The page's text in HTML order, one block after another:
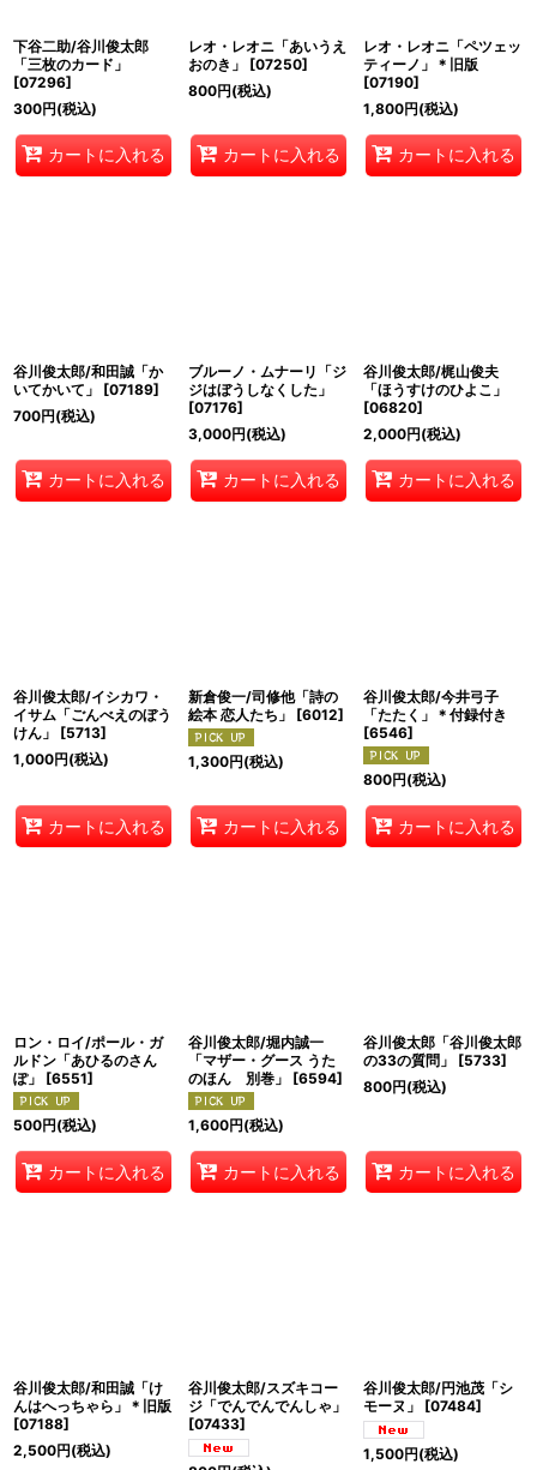
下谷二助/谷川俊太郎
「三枚のカード」
[07296]
300円(税込)
カートに入れる
レオ・レオニ「あいうえ
おのき」
[07250]
800円(税込)
カートに入れる
レオ・レオニ「ペツェッ
ティーノ」＊旧版
[07190]
1,800円(税込)
カートに入れる
谷川俊太郎/和田誠「か
いてかいて」
[07189]
700円(税込)
カートに入れる
ブルーノ・ムナーリ「ジ
ジはぼうしなくした」
[07176]
3,000円(税込)
カートに入れる
谷川俊太郎/梶山俊夫
「ほうすけのひよこ」
[06820]
2,000円(税込)
カートに入れる
谷川俊太郎/イシカワ・
イサム「ごんべえのぼう
けん」
[5713]
1,000円(税込)
カートに入れる
新倉俊一/司修他「詩の
絵本 恋人たち」
[6012]
1,300円(税込)
カートに入れる
谷川俊太郎/今井弓子
「たたく」＊付録付き
[6546]
800円(税込)
カートに入れる
ロン・ロイ/ポール・ガ
ルドン「あひるのさん
ぽ」
[6551]
500円(税込)
カートに入れる
谷川俊太郎/堀内誠一
「マザー・グース うた
のほん 別巻」
[6594]
1,600円(税込)
カートに入れる
谷川俊太郎「谷川俊太郎
の33の質問」
[5733]
800円(税込)
カートに入れる
谷川俊太郎/和田誠「け
んはへっちゃら」＊旧版
[07188]
2,500円(税込)
谷川俊太郎/スズキコー
ジ「でんでんでんしゃ」
[07433]
谷川俊太郎/円池茂「シ
モーヌ」
[07484]
1,500円(税込)